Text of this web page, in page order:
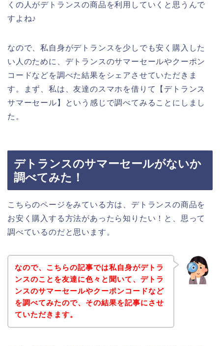
くの人がデトランスの商品を利用していくと思うんで
すよね♪
なので、私自身がデトランスを少しでも安く購入した
い人のために、デトランスのサマーセールやクーポン
コードなどを調べた結果をシェアさせていただきま
す。まず、私は、友達のスマホを借りて【デトランス
サマーセール】という感じで調べてみることにしまし
た。
デトランスのサマーセールがないか
調べてみた！
こちらのページをみている方は、デトランスの商品を
お安く購入する方法があったら知りたい！と、思って
調べているのだと思います。
なので、こちらの記事では私自身がデトラ
ンスのことを友達に色々と聞いて、デトラ
ンスのサマーセールやクーポンコードなど
を調べてみたので、その結果を記事にさせ
ていただきます。